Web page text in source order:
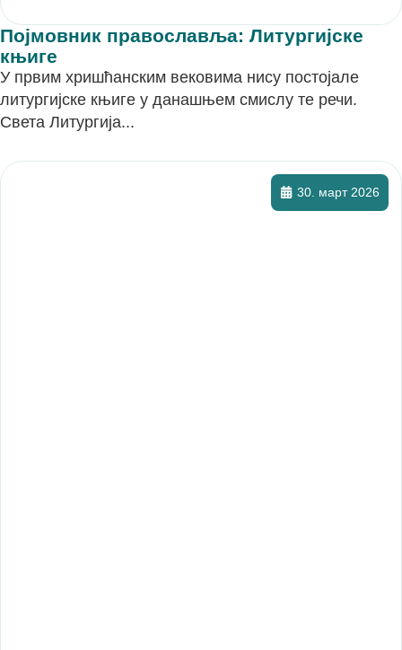
Појмовник православља: Литургијске
књиге
У првим хришћанским вековима нису постојале
литургијске књиге у данашњем смислу те речи.
Света Литургија...
30. март 2026